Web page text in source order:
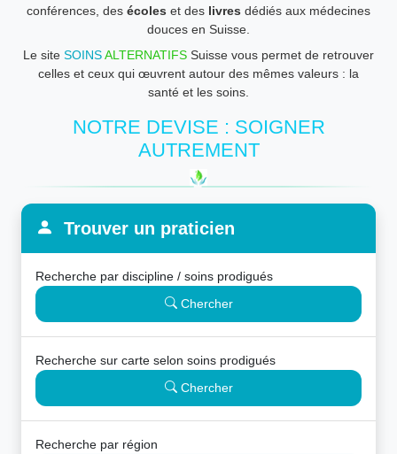
conférences, des écoles et des livres dédiés aux médecines
douces en Suisse.
Le site SOINSALTERNATIFS Suisse vous permet de retrouver
celles et ceux qui œuvrent autour des mêmes valeurs : la
santé et les soins.
NOTRE DEVISE : SOIGNER
AUTREMENT
Trouver un praticien
Recherche par discipline / soins prodigués
Chercher
Recherche sur carte selon soins prodigués
Chercher
Recherche par région